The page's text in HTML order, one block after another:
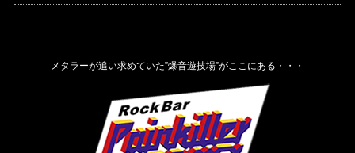
メタラーが追い求めていた”爆音遊技場”がここにある・・・